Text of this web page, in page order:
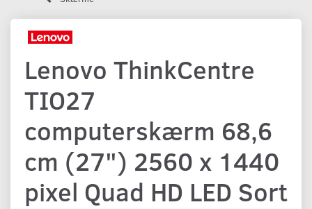
Lenovo ThinkCentre
TIO27
computerskærm 68,6
cm (27") 2560 x 1440
pixel Quad HD LED Sort